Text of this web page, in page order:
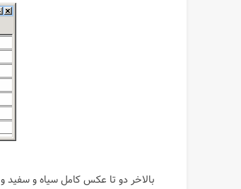
بالاخر دو تا عكس كامل سياه و سفيد